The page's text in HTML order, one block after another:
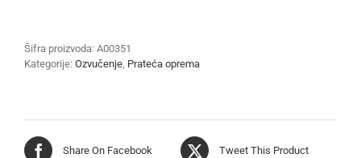
Šifra proizvoda: A00351
Kategorije: Ozvučenje, Prateća oprema
Share On Facebook Tweet This Product